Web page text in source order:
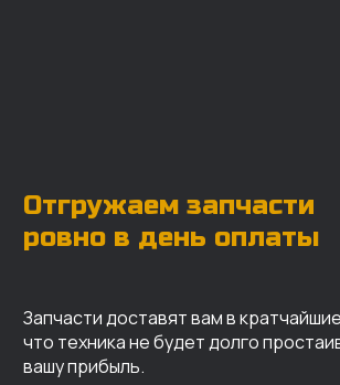
Отгружаем запчасти
ровно в день оплаты
Запчасти доставят вам в
что техника не будет долго
вашу прибыль.